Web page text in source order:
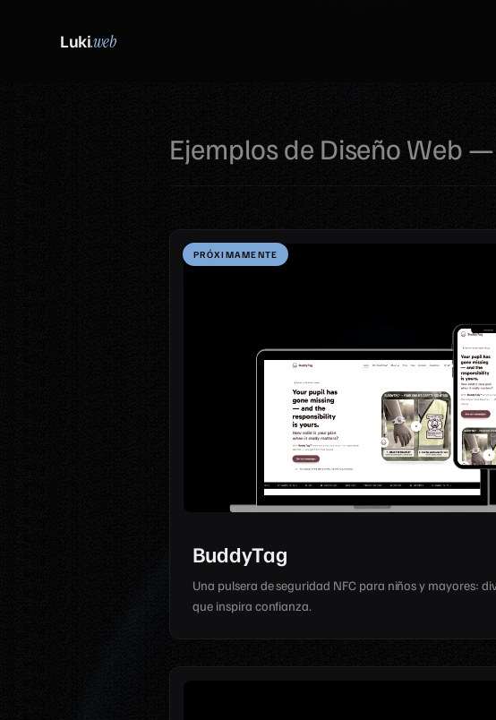
Luki.web
Ejemplos de Diseño Web
PRÓXIMAMENTE
BuddyTag
Una pulsera de seguridad NFC para niños y mayores:
que inspira confianza.